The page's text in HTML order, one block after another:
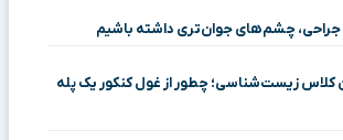
چشم‌های جوان‌تری داشته باشیم
کلاس زیست‌شناسی؛ چطور از غول کنکور یک پله